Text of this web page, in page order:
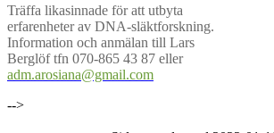
Träffa likasinnade för att utbyta
erfarenheter av DNA-släktforskning.
Information och anmälan till Lars
Berglöf tfn 070-865 43 87 eller
adm.arosiana@gmail.com
-->